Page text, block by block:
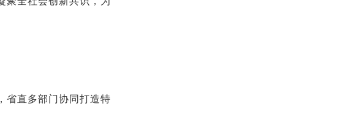
省直多部门协同打造特